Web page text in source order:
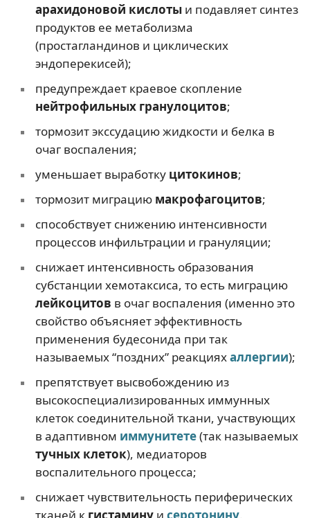
арахидоновой кислотыи подавляет синтез
продуктов ее метаболизма
(простагландинов и циклических
эндоперекисей);
предупреждает краевое скопление
нейтрофильных гранулоцитов;
тормозит экссудацию жидкости и белка в
очаг воспаления;
уменьшает выработку цитокинов;
тормозит миграцию макрофагоцитов;
способствует снижению интенсивности
процессов инфильтрации и грануляции;
снижает интенсивность образования
субстанции хемотаксиса, то есть миграцию
лейкоцитов в очаг воспаления (именно это
свойство объясняет эффективность
применения будесонида при так
называемых “поздних” реакцияхаллергии);
препятствует высвобождению из
высокоспециализированных иммунных
клеток соединительной ткани, участвующих
в адаптивном иммунитете(так называемых
тучных клеток), медиаторов
воспалительного процесса;
снижает чувствительность периферических
тканей к гистаминуи серотонину,